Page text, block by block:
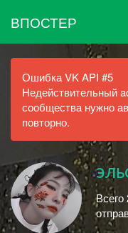
ВПОСТЕР
Ошибка VK API #5
Недействительный
сообщества нужно
повторно.
Всего